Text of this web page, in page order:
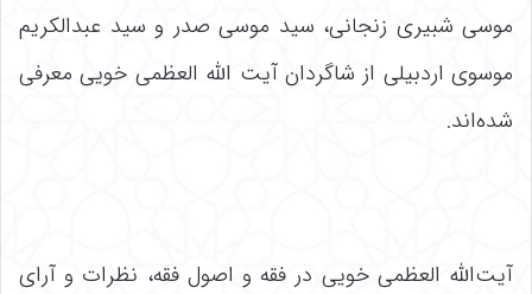
موسی شبیری زنجانی، سید موسی صدر و سید عبدالکریم
موسوی اردبیلی از شاگردان آیت الله العظمی خویی معرفی
شده‌اند.
آیت‌الله العظمی خویی در فقه و اصول فقه، نظرات و آرای